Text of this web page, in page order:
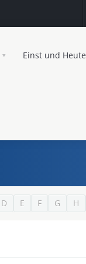
Einst und Heute
D E F G H